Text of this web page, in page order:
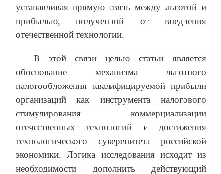
устанавливая прямую связь между льготой и
прибылью, полученной от внедрения
отечественной технологии.
В этой связи целью статьи является
обоснование механизма льготного
налогообложения квалифицируемой прибыли
организаций как инструмента налогового
стимулирования коммерциализации
отечественных технологий и достижения
технологического суверенитета российской
экономики. Логика исследования исходит из
необходимости дополнить действующий